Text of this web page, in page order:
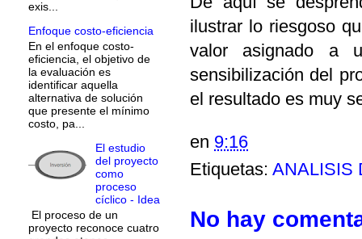
ilustrar lo riesgoso
valor asignado a
sensibilización del
el resultado es muy
en 9:16
Etiquetas: ANALISIS
No hay
exis...
Enfoque costo-eficiencia
En el enfoque costo-
eficiencia, el objetivo de
la evaluación es
identificar aquella
alternativa de solución
que presente el mínimo
costo, pa...
El estudio
del proyecto
como
proceso
cíclico - Idea
El proceso de un
proyecto reconoce cuatro